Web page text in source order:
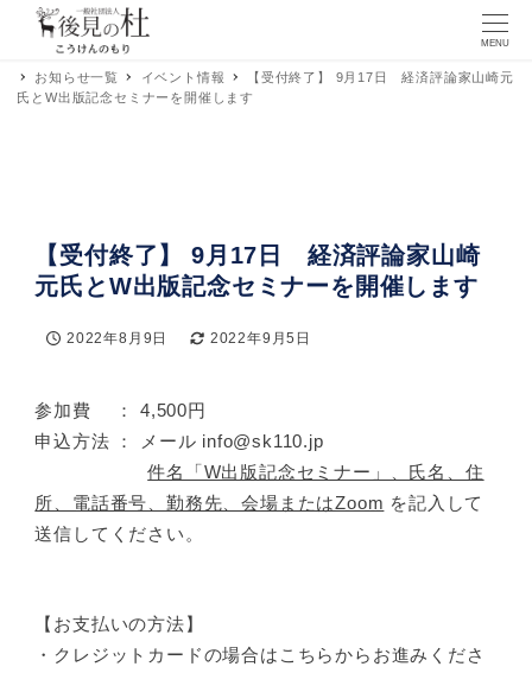
MENU
お知らせ一覧 イベント情報
【受付終了】 9月17日 経済評論家山崎元
氏とW出版記念セミナーを開催します
【受付終了】 9月17日 経済評論家山崎
元氏とW出版記念セミナーを開催します
投稿日
2022年8月9日
更新日
2022年9月5日
参加費 ： 4,500円
申込方法 ： メール info@sk110.jp
件名「W出版記念セミナー」、氏名、住
所、電話番号、勤務先、会場またはZoom を記入して
送信してください。
【お支払いの方法】
・クレジットカードの場合はこちらからお進みくださ